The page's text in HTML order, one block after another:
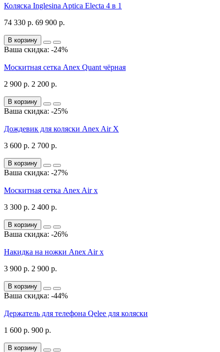
Коляска Inglesina Aptica Electa 4 в 1
74 330 р. 69 900 р.
В корзину
Ваша скидка: -24%
Москитная сетка Anex Quant чёрная
2 900 р. 2 200 р.
В корзину
Ваша скидка: -25%
Дождевик для коляски Anex Air X
3 600 р. 2 700 р.
В корзину
Ваша скидка: -27%
Москитная сетка Anex Air x
3 300 р. 2 400 р.
В корзину
Ваша скидка: -26%
Накидка на ножки Anex Air x
3 900 р. 2 900 р.
В корзину
Ваша скидка: -44%
Держатель для телефона Qelee для коляски
1 600 р. 900 р.
В корзину